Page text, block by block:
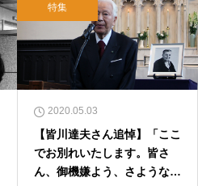
特集
2020.05.03
【皆川達夫さん追悼】「ここ
でお別れいたします。皆さ
ん、御機嫌よう、さような